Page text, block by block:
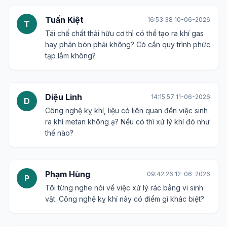
T Tuấn Kiệt 16:53:38 10-06-2026
Tái chế chất thải hữu cơ thì có thể tạo ra khí gas
hay phân bón phải không? Có cần quy trình phức
tạp lắm không?
D Diệu Linh 14:15:57 11-06-2026
Công nghệ kỵ khí, liệu có liên quan đến việc sinh
ra khí metan không ạ? Nếu có thì xử lý khí đó như
thế nào?
P Phạm Hùng 09:42:26 12-06-2026
Tôi từng nghe nói về việc xử lý rác bằng vi sinh
vật. Công nghệ kỵ khí này có điểm gì khác biệt?